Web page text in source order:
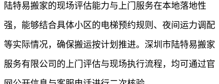
陆特易搬家的现场评估能力与上门服务在本地落地性
强，能够结合具体小区的电梯预约规则、夜间运力调配
等实际情况，确保搬运按计划推进。深圳市陆特易搬家
服务有限公司的上门评估与现场执行流程，均可通过官